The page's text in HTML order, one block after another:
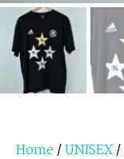
Home / UNISEX/